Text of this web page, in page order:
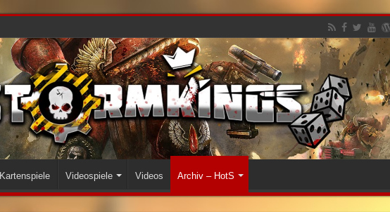
Kartenspiele Videospiele Videos Archiv – HotS